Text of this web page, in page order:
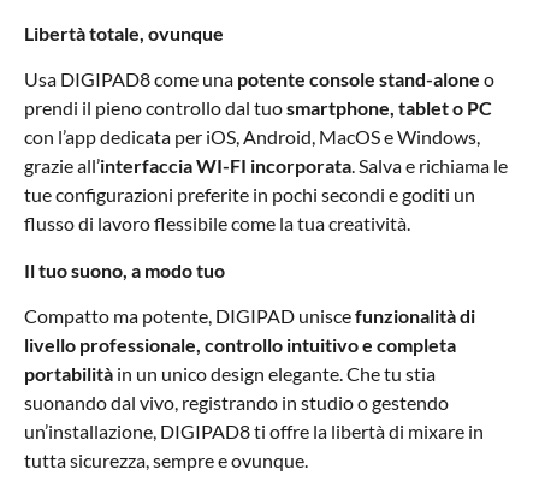
Libertà totale, ovunque
Usa DIGIPAD8 come una potente console stand-alone o
prendi il pieno controllo dal tuosmartphone, tablet o PC
con l’app dedicata per iOS, Android, MacOS e Windows,
grazie all’interfaccia WI-FI incorporata. Salva e richiama le
tue configurazioni preferite in pochi secondi e goditi un
flusso di lavoro flessibile come la tua creatività.
Il tuo suono, a modo tuo
Compatto ma potente, DIGIPAD uniscefunzionalità di
livello professionale, controllo intuitivo e completa
portabilità in un unico design elegante. Che tu stia
suonando dal vivo, registrando in studio o gestendo
un’installazione, DIGIPAD8 ti offre la libertà di mixare in
tutta sicurezza, sempre e ovunque.